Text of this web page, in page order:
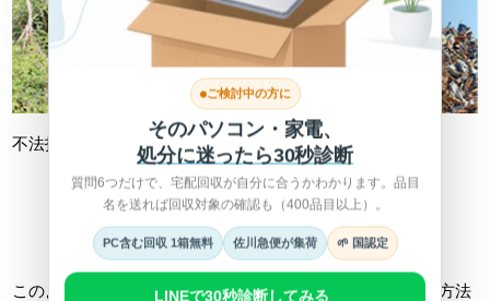
不法投棄 不適切処理
詳しくは総務省HPへ >
このようなトラブルに巻き込まれない為にも、正しい回収方法
ご検討中の方に
そのパソコン・家電、
処分に迷ったら30秒診断
質問6つだけで、宅配回収が自分に合うかわかります。品目
名を送れば回収対象の確認も（400品目以上）。
PC含む回収 1箱無料 佐川急便が集荷 🌱 国認定
LINEで30秒診断してみる